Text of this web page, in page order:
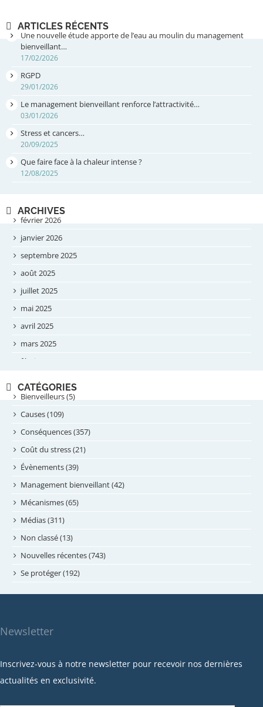
ARTICLES RÉCENTS
Une nouvelle étude apporte de l’eau au moulin du management
bienveillant…
17/02/2026
RGPD
29/01/2026
Le management bienveillant renforce l’attractivité…
03/01/2026
Stress et cancers…
20/09/2025
Que faire face à la chaleur intense ?
12/08/2025
ARCHIVES
février 2026
janvier 2026
septembre 2025
août 2025
juillet 2025
mai 2025
avril 2025
mars 2025
février 2025
septembre 2024
août 2024
juillet 2024
juin 2024
mai 2024
avril 2024
février 2024
janvier 2024
novembre 2023
octobre 2023
septembre 2023
mars 2023
janvier 2023
décembre 2022
CATÉGORIES
Bienveilleurs (5)
Causes (109)
Conséquences (357)
Coût du stress (21)
Évènements (39)
Management bienveillant (42)
Mécanismes (65)
Médias (311)
Non classé (13)
Nouvelles récentes (743)
Se protéger (192)
Newsletter
Inscrivez-vous à notre newsletter pour recevoir nos dernières
actualités en exclusivité.